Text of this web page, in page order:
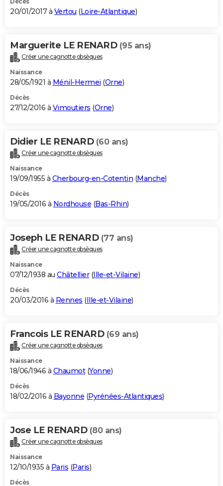
20/01/2017 à Vertou (Loire-Atlantique)
Marguerite LE RENARD (95 ans)
Créer une cagnotte obsèques
Naissance
28/05/1921 à Ménil-Hermei (Orne)
Décès
27/12/2016 à Vimoutiers (Orne)
Didier LE RENARD (60 ans)
Créer une cagnotte obsèques
Naissance
19/09/1955 à Cherbourg-en-Cotentin (Manche)
Décès
19/05/2016 à Nordhouse (Bas-Rhin)
Joseph LE RENARD (77 ans)
Créer une cagnotte obsèques
Naissance
07/12/1938 au Châtellier(Ille-et-Vilaine)
Décès
20/03/2016 à Rennes (Ille-et-Vilaine)
Francois LE RENARD (69 ans)
Créer une cagnotte obsèques
Naissance
18/06/1946 à Chaumot(Yonne)
Décès
18/02/2016 à Bayonne (Pyrénées-Atlantiques)
Jose LE RENARD (80 ans)
Créer une cagnotte obsèques
Naissance
12/10/1935 à Paris (Paris)
Décès